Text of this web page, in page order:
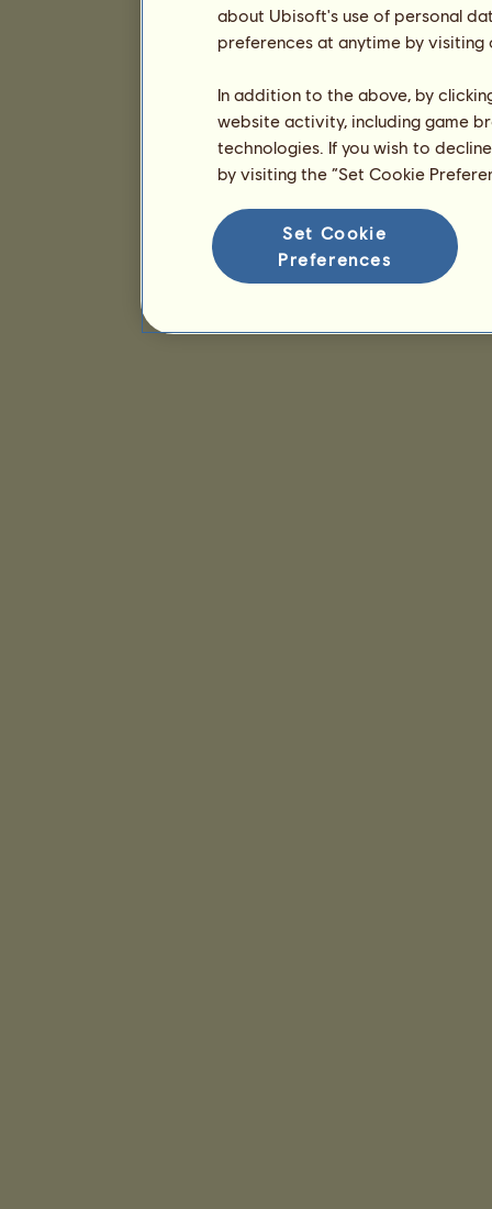
about Ubisoft's use of personal
preferences at anytime by
In addition to the above, by
website activity, including game
technologies. If you wish to
by visiting the “Set Cookie
Set Cookie
Preferences